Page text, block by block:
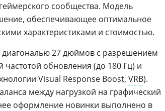
сообщества. Модель
обеспечивающее оптимальное
характеристиками и стоимостью.
диагональю 27 дюймов с разрешением
частотой обновления (до 180 Гц) и
Visual Response Boost, VRB).
между нагрузкой на графический
оформление новинки выполнено в